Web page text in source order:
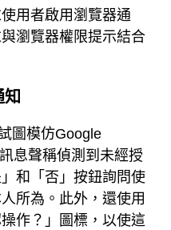
用者啟用瀏覽器通
瀏覽器權限提示結合
圖模仿Google
息聲稱偵測到未經授
和「否」按鈕詢問使
所為。此外，還使用
作？」圖標，以使這